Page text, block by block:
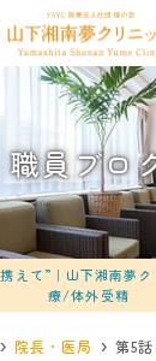
職員ブロ
て”｜山下湘南夢ク
療/体外受精
院長・医局 第5